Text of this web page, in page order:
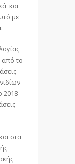
και
με
από το
2018
στα